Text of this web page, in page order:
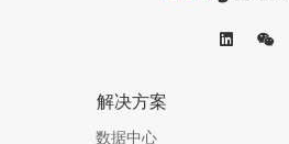
解决方案
数据中心